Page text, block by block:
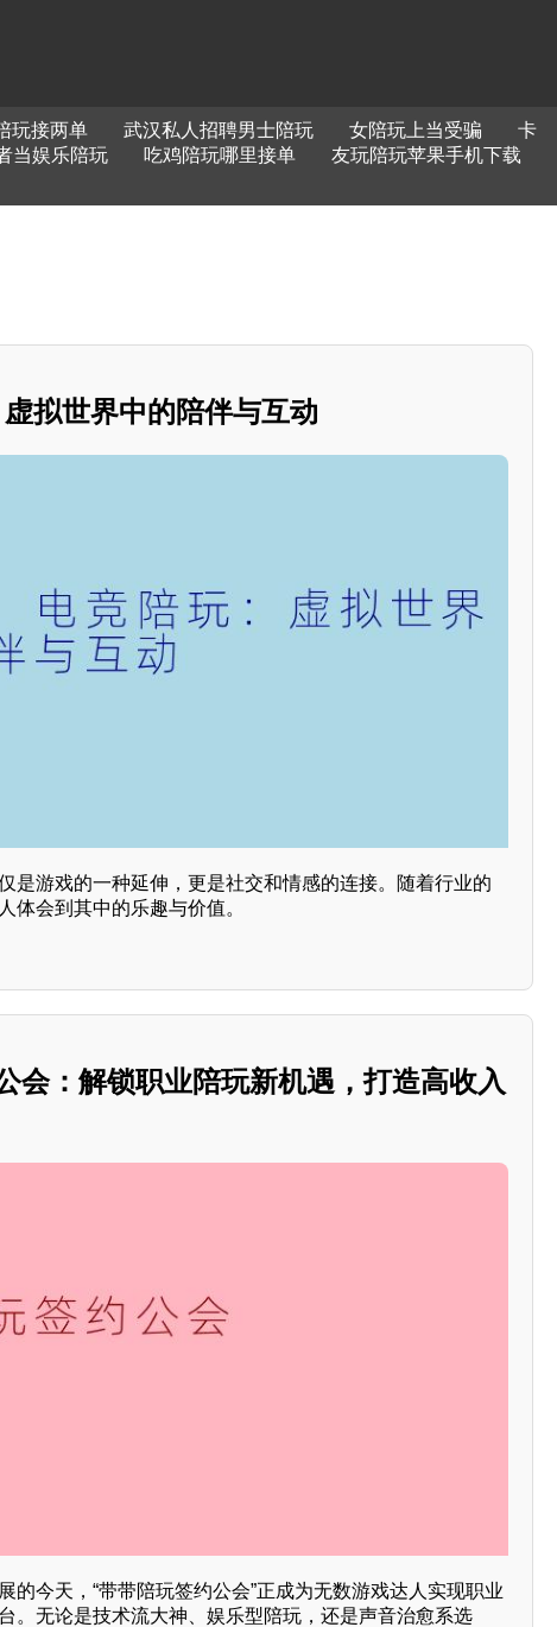
玩接两单 武汉私人招聘男士陪玩 女陪玩上当受骗
卡
当娱乐陪玩 吃鸡陪玩哪里接单
友玩陪玩苹果手机下载
拟世界中的陪伴与互动
是游戏的一种延伸，更是社交和情感的连接。随着行业的
体会到其中的乐趣与价值。
会：解锁职业陪玩新机遇，打造高收入
的今天，“带带陪玩签约公会”正成为无数游戏达人实现职业
。无论是技术流大神、娱乐型陪玩，还是声音治愈系选